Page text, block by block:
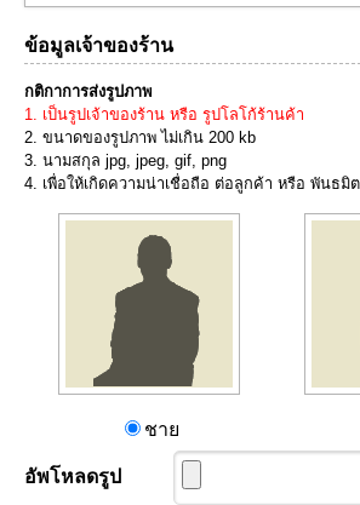
ข้อมูลเจ้าของร้าน
กติกาการส่งรูปภาพ
1. เป็นรูปเจ้าของร้าน หรือ รูปโลโก้ร้านค้า
2. ขนาดของรูปภาพ ไม่เกิน 200 kb
3. นามสกุล jpg, jpeg, gif, png
4. เพื่อให้เกิดความน่าเชื่อถือ ต่อลูกค้า หรือ พันธมิ
ชาย
อัพโหลดรูป